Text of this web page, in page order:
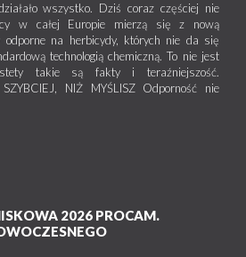
wszystko. Dziś coraz częściej nie
w całej Europie mierzą się z nową
odporne na herbicydy, których nie da się
technologią chemiczną. To nie jest
takie są fakty i teraźniejszość.
NIŻ MYŚLISZ Odporność nie
2026 PROCAM.